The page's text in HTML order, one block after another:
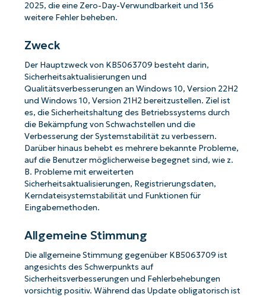
2025, die eine Zero-Day-Verwundbarkeit und 136
weitere Fehler beheben.
Zweck
Der Hauptzweck von KB5063709 besteht darin,
Sicherheitsaktualisierungen und
Qualitätsverbesserungen an Windows 10, Version 22H2
und Windows 10, Version 21H2 bereitzustellen. Ziel ist
es, die Sicherheitshaltung des Betriebssystems durch
die Bekämpfung von Schwachstellen und die
Verbesserung der Systemstabilität zu verbessern.
Darüber hinaus behebt es mehrere bekannte Probleme,
auf die Benutzer möglicherweise begegnet sind, wie z.
B. Probleme mit erweiterten
Sicherheitsaktualisierungen, Registrierungsdaten,
Kerndateisystemstabilität und Funktionen für
Eingabemethoden.
Allgemeine Stimmung
Die allgemeine Stimmung gegenüber KB5063709 ist
angesichts des Schwerpunkts auf
Sicherheitsverbesserungen und Fehlerbehebungen
vorsichtig positiv. Während das Update obligatorisch ist